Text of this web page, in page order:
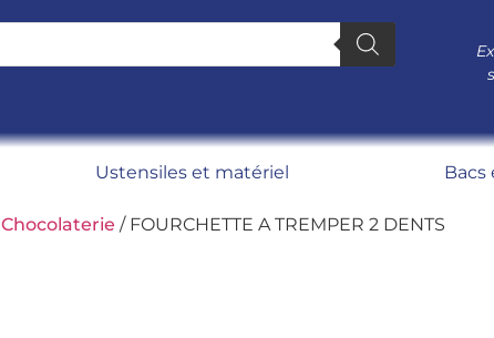
Ustensiles et matériel
Chocolaterie / FOURCHETTE A TREMPER 2 DENTS